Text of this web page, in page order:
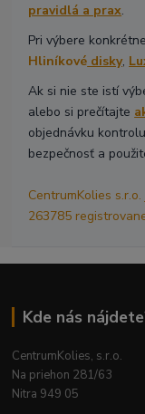
pravidlá a prax.
Pri výbere
Hliníkové disky,
Ak si nie ste istí
alebo si prečítajte
objednávku
bezpečnosť a
CentrumKolies
263785
Kde nás
CentrumKolies, s.r.o.
Na priehon 281/63
Nitra 949 05